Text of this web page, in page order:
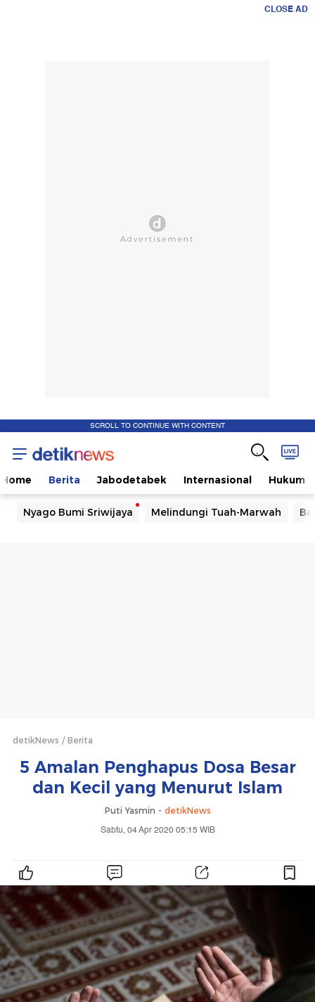
CLOSE AD
SCROLL TO CONTINUE WITH CONTENT
Home Berita Jabodetabek Internasional Hukum
Nyago Bumi Sriwijaya Melindungi Tuah-Marwah
detikNews Berita
5 Amalan Penghapus Dosa Besar
dan Kecil yang Menurut Islam
Puti Yasmin - detikNews
Sabtu, 04 Apr 2020 05:15 WIB